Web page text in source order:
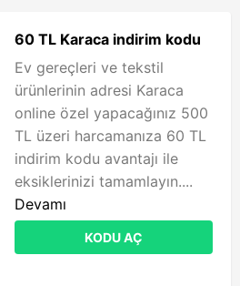
60 TL Karaca indirim kodu
Ev gereçleri ve tekstil
ürünlerinin adresi Karaca
online özel yapacağınız 500
TL üzeri harcamanıza 60 TL
indirim kodu avantajı ile
eksiklerinizi tamamlayın....
Devamı
KODU AÇ